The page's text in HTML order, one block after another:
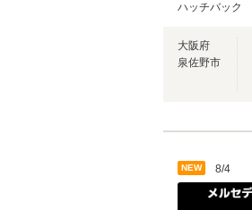
ハッチバック
大阪府
泉佐野市
NEW 8/4